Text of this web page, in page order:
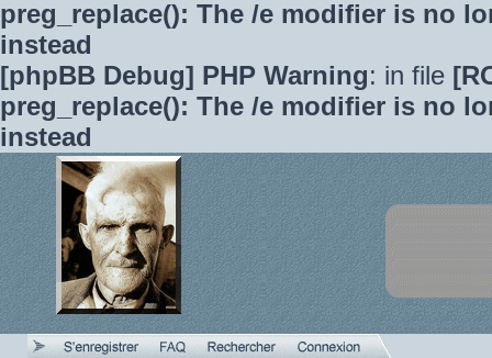
preg_replace(): The /e modifier is no
instead
[phpBB Debug] PHP Warning: in file
preg_replace(): The /e modifier is no
instead